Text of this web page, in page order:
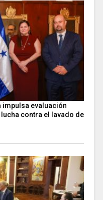
impulsa evaluación
contra el lavado de